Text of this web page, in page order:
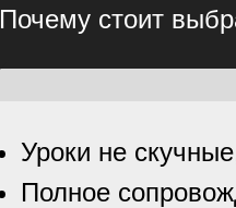
Почему стоит
Уроки не
Полное